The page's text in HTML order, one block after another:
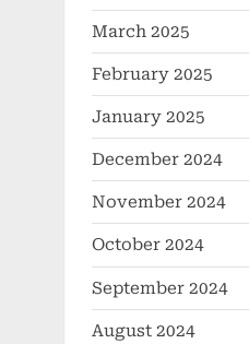
March 2025
February 2025
January 2025
December 2024
November 2024
October 2024
September 2024
August 2024